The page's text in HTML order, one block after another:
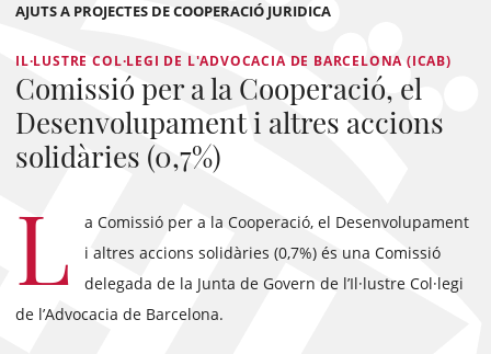
AJUTS A PROJECTES DE COOPERACIÓ JURIDICA
IL·LUSTRE COL·LEGI DE L'ADVOCACIA DE BARCELONA (ICAB)
Comissió per a la Cooperació, el
Desenvolupament i altres accions
solidàries (0,7%)
L
a Comissió per a la Cooperació, el Desenvolupament
i altres accions solidàries (0,7%) és una Comissió
delegada de la Junta de Govern de l’Il·lustre Col·legi
de l’Advocacia de Barcelona.